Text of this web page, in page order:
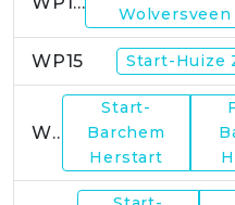
Wolversveen
WP15 Start-Huize
WP17
Start-
Barchem
Herstart